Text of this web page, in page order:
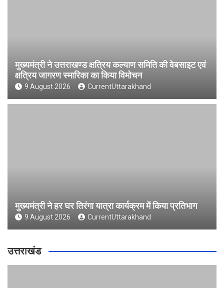
मुख्यमंत्री ने उत्तराखण्ड क्षत्रिय कल्याण समिति की वेबसाइट एवं
क्षत्रिय जागरण स्मारिका का किया विमोचन
9 August 2026 CurrentUttarakhand
मुख्यमंत्री ने हर घर तिरंगा यात्रा कार्यक्रम में किया प्रतिभाग
9 August 2026 CurrentUttarakhand
उत्तराखंड